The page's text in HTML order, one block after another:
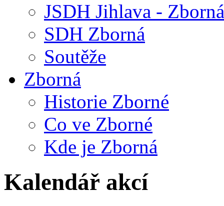
JSDH Jihlava - Zborná
SDH Zborná
Soutěže
Zborná
Historie Zborné
Co ve Zborné
Kde je Zborná
Kalendář akcí